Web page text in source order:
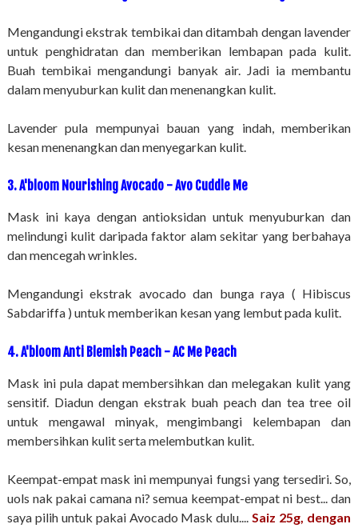
Mengandungi ekstrak tembikai dan ditambah dengan lavender
untuk penghidratan dan memberikan lembapan pada kulit.
Buah tembikai mengandungi banyak air. Jadi ia membantu
dalam menyuburkan kulit dan menenangkan kulit.
Lavender pula mempunyai bauan yang indah, memberikan
kesan menenangkan dan menyegarkan kulit.
3. A'bloom Nourishing Avocado - Avo Cuddle Me
Mask ini kaya dengan antioksidan untuk menyuburkan dan
melindungi kulit daripada faktor alam sekitar yang berbahaya
dan mencegah wrinkles.
Mengandungi ekstrak avocado dan bunga raya ( Hibiscus
Sabdariffa ) untuk memberikan kesan yang lembut pada kulit.
4. A'bloom Anti Blemish Peach - AC Me Peach
Mask ini pula dapat membersihkan dan melegakan kulit yang
sensitif. Diadun dengan ekstrak buah peach dan tea tree oil
untuk mengawal minyak, mengimbangi kelembapan dan
membersihkan kulit serta melembutkan kulit.
Keempat-empat mask ini mempunyai fungsi yang tersediri. So,
uols nak pakai camana ni? semua keempat-empat ni best... dan
saya pilih untuk pakai Avocado Mask dulu....Saiz 25g, dengan